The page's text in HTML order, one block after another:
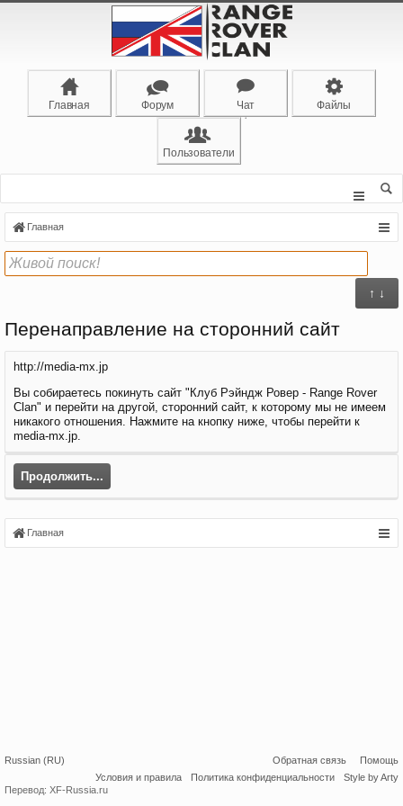
Главная Форум Чат Файлы
Пользователи
Главная
↑ ↓
Перенаправление на сторонний сайт
http://media-mx.jp
Вы собираетесь покинуть сайт "Клуб Рэйндж Ровер - Range Rover
Clan" и перейти на другой, сторонний сайт, к которому мы не имеем
никакого отношения. Нажмите на кнопку ниже, чтобы перейти к
media-mx.jp.
Продолжить...
Главная
Russian (RU) Обратная связь
Помощь
Условия и правила
Политика конфиденциальности
Style by Arty
Перевод: XF-Russia.ru